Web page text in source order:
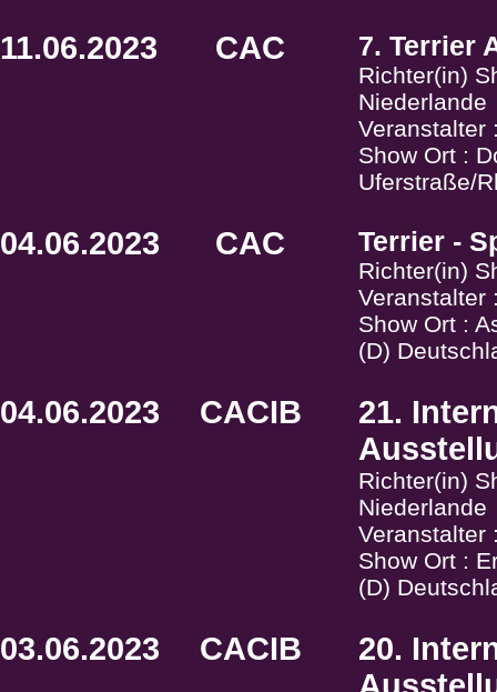
11.06.2023 CAC 7. Terrier
Richter(in)
Niederlande
Veranstalter
Show Ort :
Uferstraße/
04.06.2023 CAC Terrier -
Richter(in)
Veranstalter
Show Ort :
(D)
04.06.2023 CACIB
21.
Richter(in)
Niederlande
Veranstalter
Show Ort :
(D)
03.06.2023 CACIB
20.